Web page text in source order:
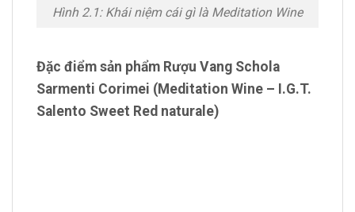
Hình 2.1: Khái niệm cái gì là Meditation Wine
Đặc điểm sản phẩm Rượu Vang Schola
Sarmenti Corimei (Meditation Wine – I.G.T.
Salento Sweet Red naturale)